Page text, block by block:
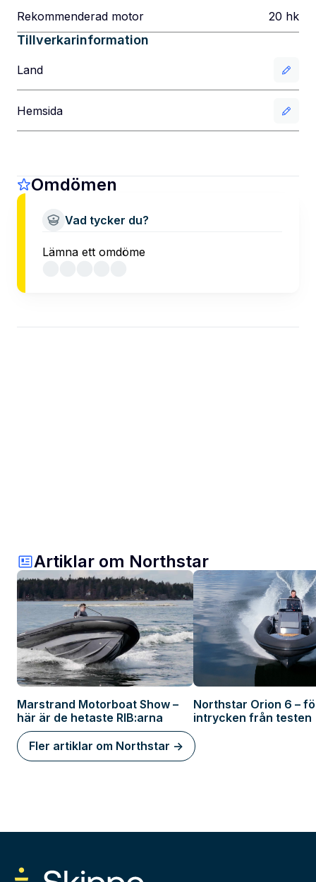
Rekommenderad motor 20 hk
Tillverkarinformation
Land
Hemsida
Omdömen
Vad tycker du?
Lämna ett omdöme
Artiklar om Northstar
Marstrand Motorboat Show –
här är de hetaste RIB:arna
Northstar Orion 6 –
intrycken från testen
Fler artiklar om Northstar ->